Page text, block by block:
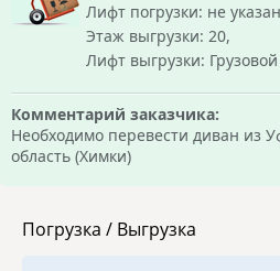
Лифт погрузки: не указан
Этаж выгрузки: 20,
Лифт выгрузки: Грузовой
Комментарий заказчика:
Необходимо перевести диван из
область (Химки)
Погрузка / Выгрузка